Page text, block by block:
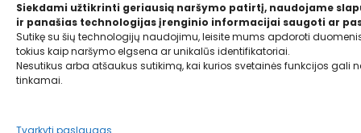
Siekdami užtikrinti geriausią naršymo patirtį, naudojame
ir panašias technologijas įrenginio informacijai saugoti ar
Sutikę su šių technologijų naudojimu, leisite mums apdoroti
tokius kaip naršymo elgsena ar unikalūs identifikatoriai.
Nesutikus arba atšaukus sutikimą, kai kurios svetainės funkcijos gali
tinkamai.
Tvarkyti paslaugas